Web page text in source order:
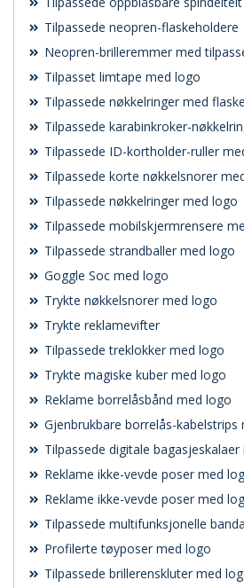
Tilpassede neopren-flaskeholdere
Neopren-brilleremmer med
Tilpasset limtape med logo
Tilpassede nøkkelringer med
Tilpassede karabinkroker-
Tilpassede ID-kortholder-ruller
Tilpassede korte nøkkelsnorer
Tilpassede nøkkelringer med logo
Tilpassede mobilskjermrensere
Tilpassede strandballer med logo
Goggle Soc med logo
Trykte nøkkelsnorer med logo
Trykte reklamevifter
Tilpassede treklokker med logo
Trykte magiske kuber med logo
Reklame borrelåsbånd med logo
Gjenbrukbare borrelås-kabelstrips
Tilpassede digitale
Reklame ikke-vevde poser med
Reklame ikke-vevde poser med
Tilpassede multifunksjonelle
Profilerte tøyposer med logo
Tilpassede brillerenskluter med